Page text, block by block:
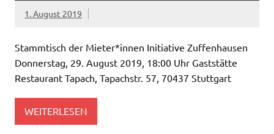
1. August 2019
Stammtisch der Mieter*innen Initiative Zuffenhausen
Donnerstag, 29. August 2019, 18:00 Uhr Gaststätte
Restaurant Tapach, Tapachstr. 57, 70437 Stuttgart
WEITERLESEN